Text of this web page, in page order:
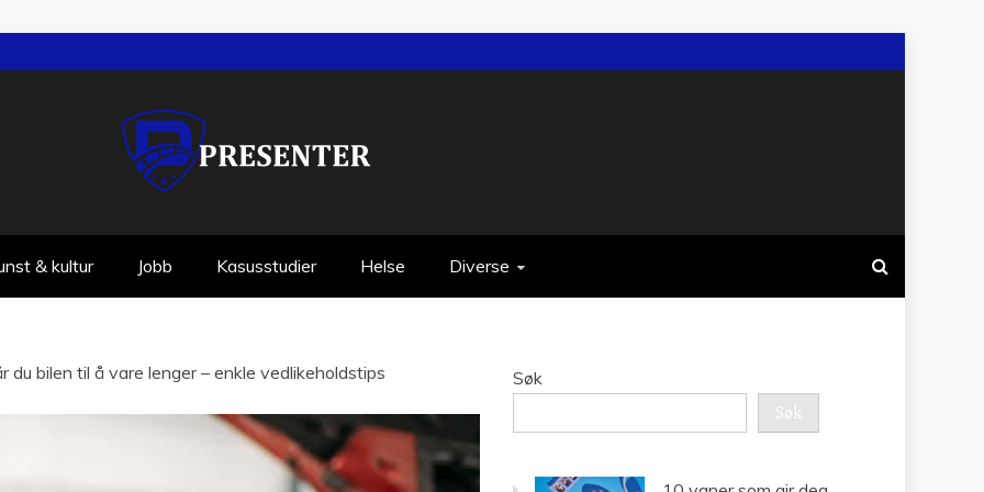
& kultur Jobb Kasusstudier Helse Diverse
du bilen til å vare lenger – enkle vedlikeholdstips
Søk
Søk